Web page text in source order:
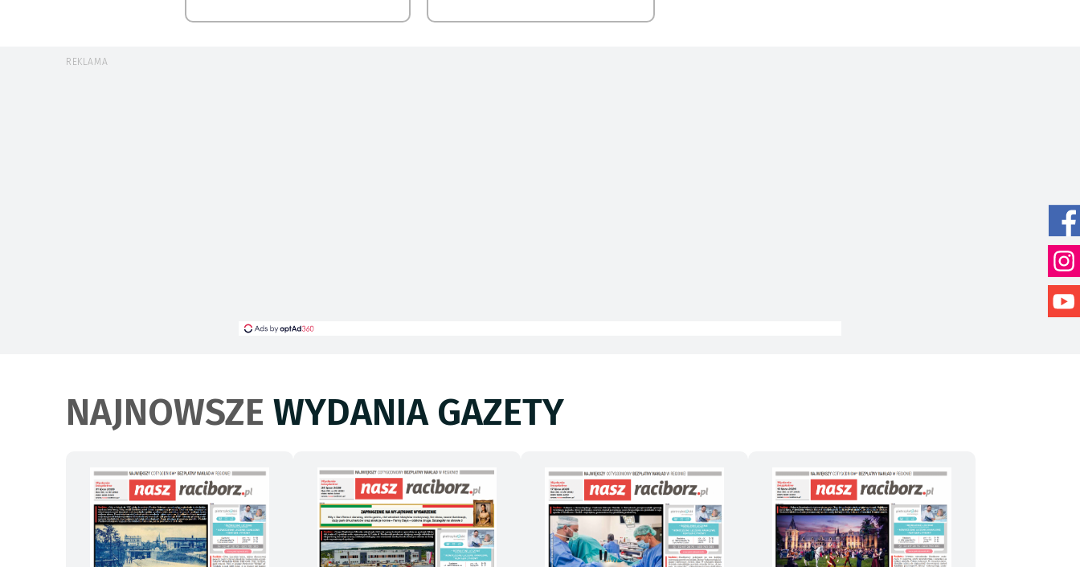
REKLAMA
NAJNOWSZE WYDANIA GAZETY